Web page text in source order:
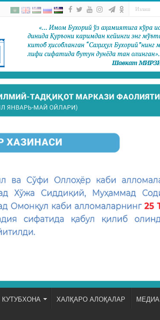
КУТУБХОНА ХАЛҚАРО АЛОҚАЛАР МЕДИА